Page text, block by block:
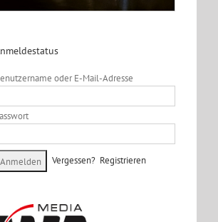
oder E-Mail-Adresse
Vergessen? Registrieren